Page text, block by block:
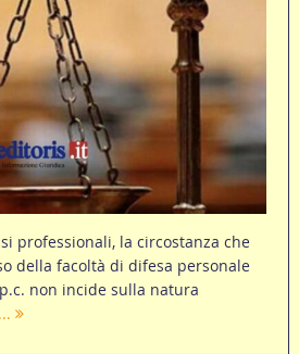
professionali, la circostanza che
della facoltà di difesa personale
non incide sulla natura